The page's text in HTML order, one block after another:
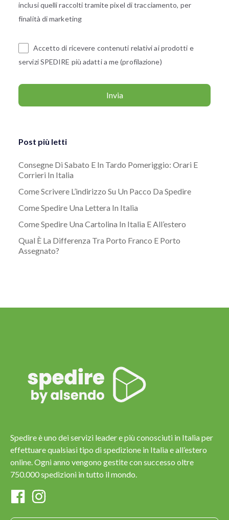
inclusi quelli raccolti tramite pixel di tracciamento, per
finalità di marketing
Accetto di ricevere contenuti relativi ai prodotti e
servizi SPEDIRE più adatti a me (profilazione)
Post più letti
Consegne Di Sabato E In Tardo Pomeriggio: Orari E
Corrieri In Italia
Come Scrivere L’indirizzo Su Un Pacco Da Spedire
Come Spedire Una Lettera In Italia
Come Spedire Una Cartolina In Italia E All’estero
Qual È La Differenza Tra Porto Franco E Porto
Assegnato?
Spedire è uno dei servizi leader e più conosciuti in Italia per
effettuare qualsiasi tipo di spedizione in Italia e all’estero
online. Ogni anno vengono gestite con successo oltre
750.000 spedizioni in tutto il mondo.